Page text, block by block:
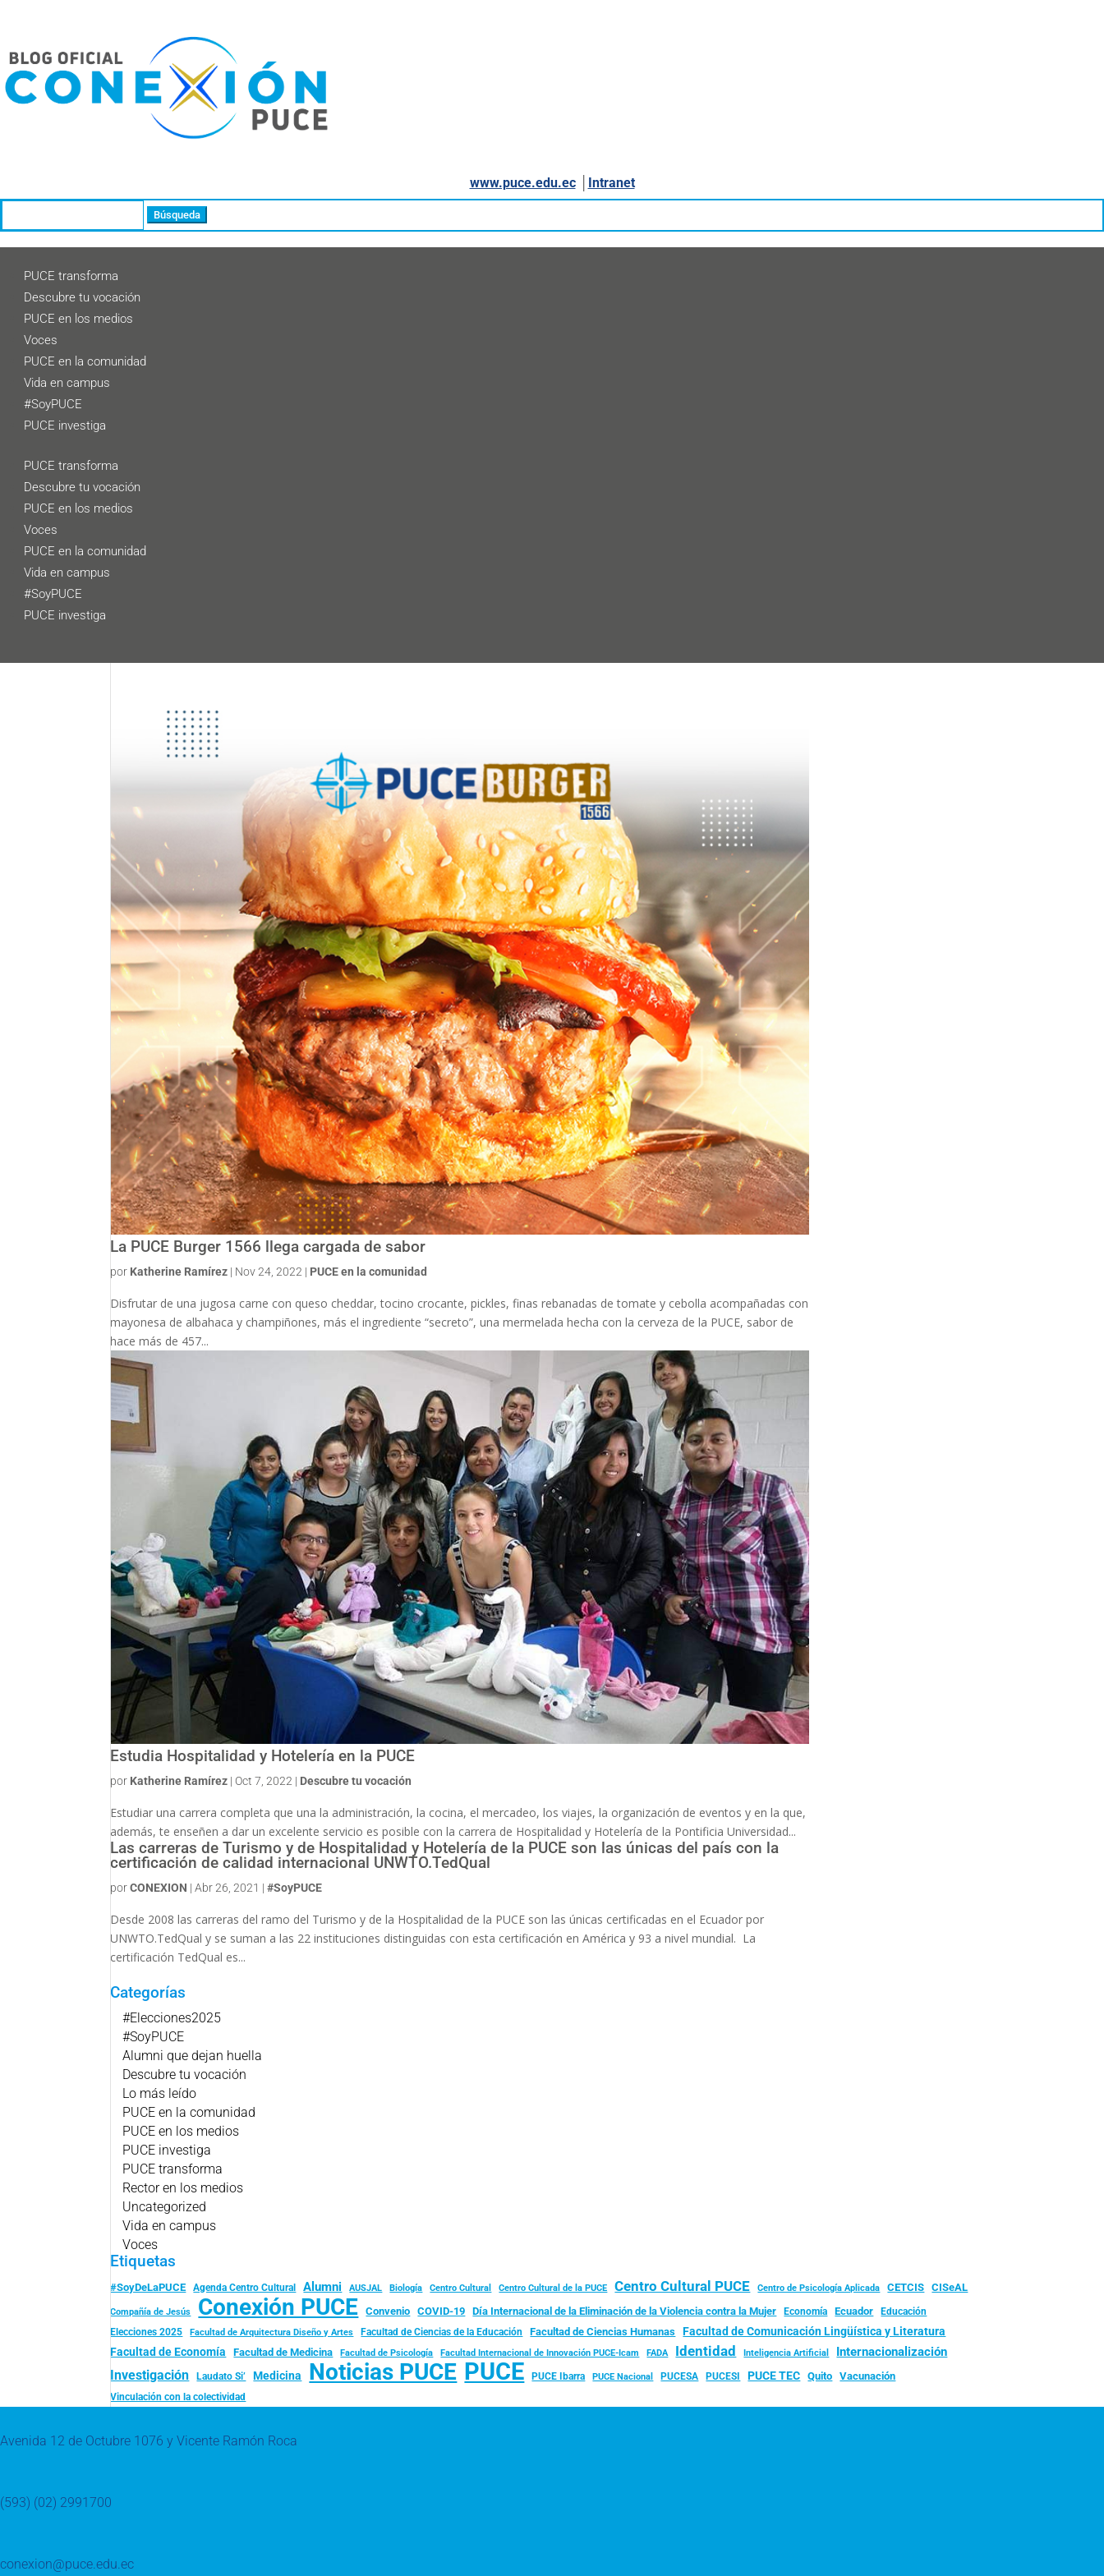
www.puce.edu.ec│ Intranet
PUCE transforma
Descubre tu vocación
PUCE en los medios
Voces
PUCE en la comunidad
Vida en campus
#SoyPUCE
PUCE investiga
PUCE transforma
Descubre tu vocación
PUCE en los medios
Voces
PUCE en la comunidad
Vida en campus
#SoyPUCE
PUCE investiga
La PUCE Burger 1566 llega cargada de sabor
por Katherine Ramírez | Nov 24, 2022 | PUCE en la comunidad
Disfrutar de una jugosa carne con queso cheddar, tocino crocante, pickles, finas rebanadas de tomate y cebolla acompañadas con
mayonesa de albahaca y champiñones, más el ingrediente “secreto”, una mermelada hecha con la cerveza de la PUCE, sabor de
hace más de 457...
Estudia Hospitalidad y Hotelería en la PUCE
por Katherine Ramírez | Oct 7, 2022 | Descubre tu vocación
Estudiar una carrera completa que una la administración, la cocina, el mercadeo, los viajes, la organización de eventos y en la que,
además, te enseñen a dar un excelente servicio es posible con la carrera de Hospitalidad y Hotelería de la Pontificia Universidad...
Las carreras de Turismo y de Hospitalidad y Hotelería de la PUCE son las únicas del país con la
certificación de calidad internacional UNWTO.TedQual
porCONEXION |Abr 26, 2021 |#SoyPUCE
Desde 2008 las carreras del ramo del Turismo y de la Hospitalidad de la PUCE son las únicas certificadas en el Ecuador por
UNWTO.TedQual y se suman a las 22 instituciones distinguidas con esta certificación en América y 93 a nivel mundial. La
certificación TedQual es...
Categorías
#Elecciones2025
#SoyPUCE
Alumni que dejan huella
Descubre tu vocación
Lo más leído
PUCE en la comunidad
PUCE en los medios
PUCE investiga
PUCE transforma
Rector en los medios
Uncategorized
Vida en campus
Voces
Etiquetas
#SoyDeLaPUCE Agenda Centro Cultural Alumni AUSJAL Biología Centro Cultural Centro Cultural de la PUCE Centro Cultural PUCE Centro de Psicología Aplicada CETCIS CISeAL
Compañía de Jesús Conexión PUCE Convenio COVID-19 Día Internacional de la Eliminación de la Violencia contra la Mujer Economía Ecuador
Educación
Elecciones 2025
Facultad de Arquitectura Diseño y Artes Facultad de Ciencias de la Educación Facultad de Ciencias Humanas Facultad de Comunicación Lingüística y Literatura
Facultad de Economía Facultad de Medicina Facultad de Psicología Facultad Internacional de Innovación PUCE-Icam FADA Identidad Inteligencia Artificial Internacionalización
Investigación Laudato Si’ Medicina Noticias PUCE PUCE PUCE Ibarra PUCE Nacional PUCESA PUCESI PUCE TEC Quito Vacunación
Vinculación con la colectividad
Avenida 12 de Octubre 1076 y Vicente Ramón Roca
(593) (02) 2991700
conexion@puce.edu.ec